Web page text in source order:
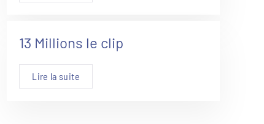
13 Millions le clip
Lire la suite